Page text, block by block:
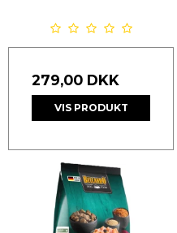
279,00 DKK
VIS PRODUKT